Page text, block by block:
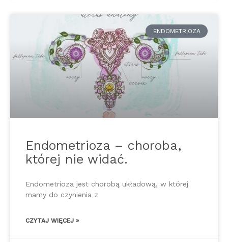
ENDOMETRIOZA
Endometrioza – choroba,
której nie widać.
Endometrioza jest chorobą układową, w której
mamy do czynienia z
CZYTAJ WIĘCEJ »